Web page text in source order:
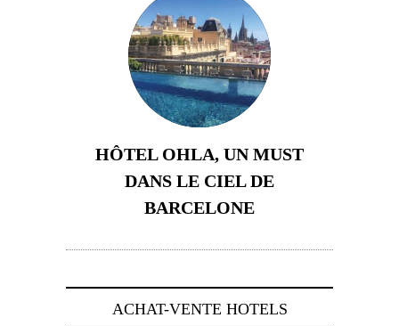
HÔTEL OHLA, UN MUST
DANS LE CIEL DE
BARCELONE
ACHAT-VENTE HOTELS